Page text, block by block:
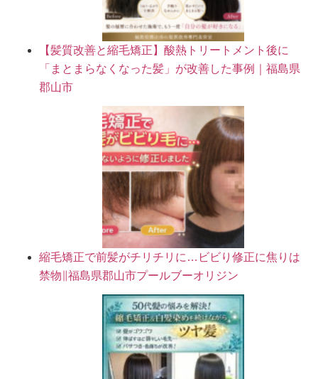
【髪質改善と縮毛矯正】酸熱トリートメント後に
「まとまらなくなった髪」が改善した事例｜福島県
郡山市
縮毛矯正で前髪がチリチリに…ビビり修正に焦りは
禁物∥福島県郡山市プールブーオリジン